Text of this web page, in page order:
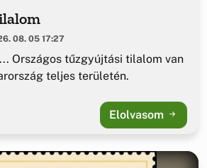
08. 05 17:27
Országos tűzgyújtási tilalom van
teljes területén.
Elolvasom